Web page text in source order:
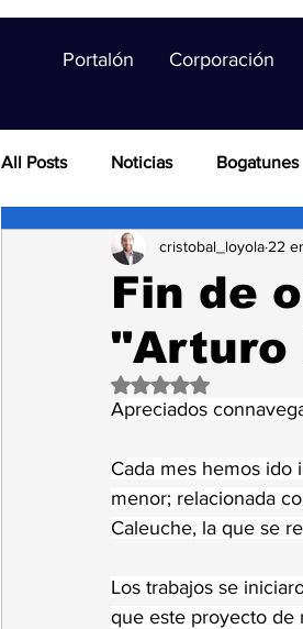
Portalón Corporación
All Posts Noticias Bogatunes
Fin de
"Arturo
cristobal_loyola 22
Obtuvo NaN de 5
Apreciados
Cada mes hemos ido
menor; relacionada
Caleuche, la que se
Los trabajos se
que este proyecto de